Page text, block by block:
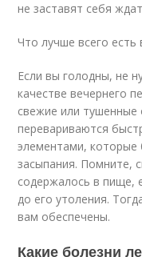
не заставят себя
Что лучше всего есть
Если вы голодны, не
качестве вечернего
свежие или
перевариваются
элементами, которые
засыпания. Помните,
содержалось в пище,
до его утоления.
вам обеспечены.
Какие болезни